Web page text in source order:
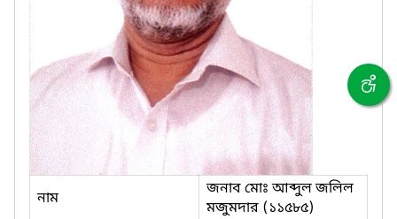
নাম
জনাব মোঃ আব্দুল জলিল
মজুমদার (১১৫৮৫)